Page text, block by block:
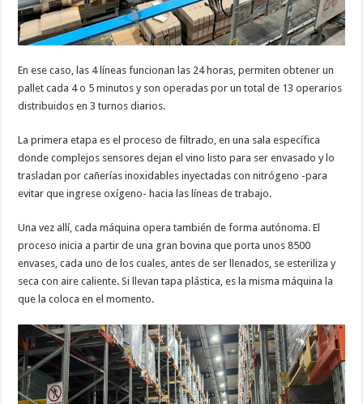
En ese caso, las 4 líneas funcionan las 24 horas, permiten obtener un
pallet cada 4 o 5 minutos y son operadas por un total de 13 operarios
distribuidos en 3 turnos diarios.
La primera etapa es el proceso de filtrado, en una sala específica
donde complejos sensores dejan el vino listo para ser envasado y lo
trasladan por cañerías inoxidables inyectadas con nitrógeno -para
evitar que ingrese oxígeno- hacia las líneas de trabajo.
Una vez allí, cada máquina opera también de forma autónoma. El
proceso inicia a partir de una gran bovina que porta unos 8500
envases, cada uno de los cuales, antes de ser llenados, se esteriliza y
seca con aire caliente. Si llevan tapa plástica, es la misma máquina la
que la coloca en el momento.